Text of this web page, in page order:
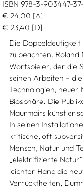
ISBN 978-3-903447-
€ 24,00 [A]
€ 23,40 [D]
Die Doppeldeutigkeit
zu beachten.
Wortspieler, der die
seinen Arbeiten –
Technologien, neuer
Biosphäre. Die
Maurmairs
In seinen
kritische, oft
Mensch, Natur und
„elektrifizierte
leichter Hand die
Verrücktheiten,